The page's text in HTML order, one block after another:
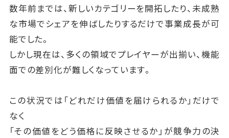
数年前までは、新しいカテゴリーを開拓したり、未成熟
な市場でシェアを伸ばしたりするだけで事業成長が可
能でした。
しかし現在は、多くの領域でプレイヤーが出揃い、機能
面での差別化が難しくなっています。
この状況では「どれだけ価値を届けられるか」だけで
なく
「その価値をどう価格に反映させるか」が競争力の決